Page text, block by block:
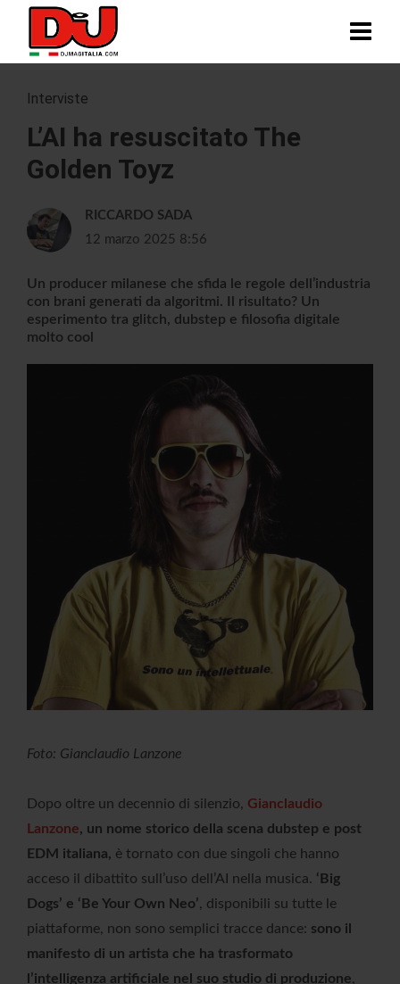
Interviste
L’AI ha resuscitato The
Golden Toyz
RICCARDO SADA
12 marzo 2025 8:56
Un producer milanese che sfida le regole dell’industria
con brani generati da algoritmi. Il risultato? Un
esperimento tra glitch, dubstep e filosofia digitale
molto cool
Foto: Gianclaudio Lanzone
Dopo oltre un decennio di silenzio, Gianclaudio
Lanzone, un nome storico della scena dubstep e post
EDM italiana, è tornato con due singoli che hanno
acceso il dibattito sull’uso dell’AI nella musica. ‘Big
Dogs’ e ‘Be Your Own Neo’, disponibili su tutte le
piattaforme, non sono semplici tracce dance: sono il
manifesto di un artista che ha trasformato
l’intelligenza artificiale nel suo studio di produzione,